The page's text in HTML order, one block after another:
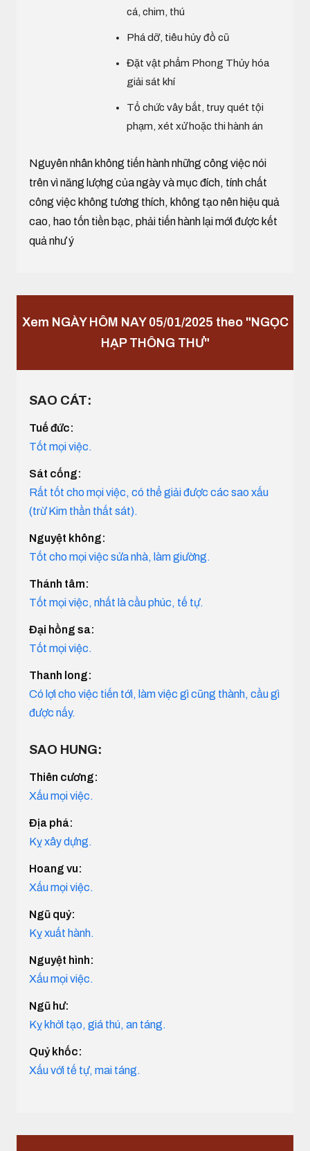
cá, chim, thú
Phá dỡ, tiêu hủy đồ cũ
Đặt vật phẩm Phong Thủy hóa
giải sát khí
Tổ chức vây bắt, truy quét tội
phạm, xét xử hoặc thi hành án
Nguyên nhân không tiến hành những công việc nói
trên vì năng lượng của ngày và mục đích, tính chất
công việc không tương thích, không tạo nên hiệu quả
cao, hao tốn tiền bạc, phải tiến hành lại mới được kết
quả như ý
Xem NGÀY HÔM NAY 05/01/2025 theo "NGỌC
HẠP THÔNG THƯ"
SAO CÁT:
Tuế đức:
Tốt mọi việc.
Sát cống:
Rất tốt cho mọi việc, có thể giải được các sao xấu
(trừ Kim thần thất sát).
Nguyệt không:
Tốt cho mọi việc sửa nhà, làm giường.
Thánh tâm:
Tốt mọi việc, nhất là cầu phúc, tế tự.
Đại hồng sa:
Tốt mọi việc.
Thanh long:
Có lợi cho việc tiến tới, làm việc gì cũng thành, cầu gì
được nấy.
SAO HUNG:
Thiên cương:
Xấu mọi việc.
Địa phá:
Kỵ xây dựng.
Hoang vu:
Xấu mọi việc.
Ngũ quỷ:
Kỵ xuất hành.
Nguyệt hình:
Xấu mọi việc.
Ngũ hư:
Kỵ khởi tạo, giá thú, an táng.
Quỷ khốc:
Xấu với tế tự, mai táng.